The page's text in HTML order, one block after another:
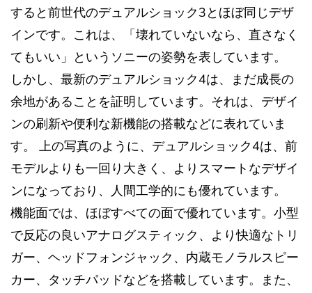
すると前世代のデュアルショック3とほぼ同じデザ
インです。これは、「壊れていないなら、直さなく
てもいい」というソニーの姿勢を表しています。
しかし、最新のデュアルショック4は、まだ成長の
余地があることを証明しています。それは、デザイ
ンの刷新や便利な新機能の搭載などに表れていま
す。 上の写真のように、デュアルショック4は、前
モデルよりも一回り大きく、よりスマートなデザイ
ンになっており、人間工学的にも優れています。
機能面では、ほぼすべての面で優れています。小型
で反応の良いアナログスティック、より快適なトリ
ガー、ヘッドフォンジャック、内蔵モノラルスピー
カー、タッチパッドなどを搭載しています。また、